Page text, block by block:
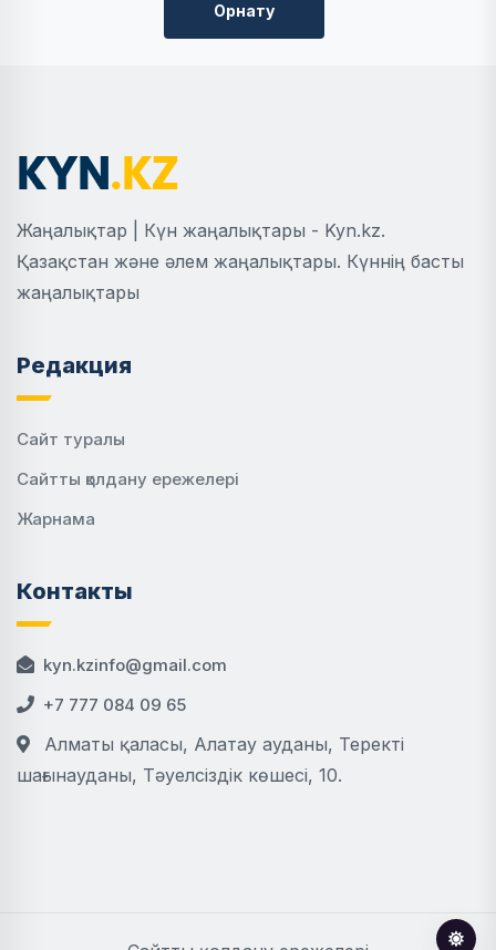
Орнату
Жаңалықтар | Күн жаңалықтары - Kyn.kz.
Қазақстан және әлем жаңалықтары. Күннің басты
жаңалықтары
Редакция
Сайт туралы
Сайтты қолдану ережелері
Жарнама
Контакты
kyn.kzinfo@gmail.com
+7 777 084 09 65
Алматы қаласы, Алатау ауданы, Теректі
шағынауданы, Тәуелсіздік көшесі, 10.